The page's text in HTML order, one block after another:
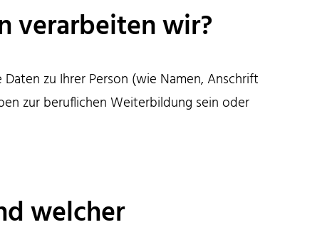
verarbeiten wir?
zu Ihrer Person (wie Namen, Anschrift
zur beruflichen Weiterbildung sein oder
welcher